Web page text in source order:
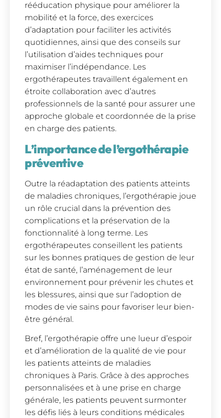
rééducation physique pour améliorer la
mobilité et la force, des exercices
d’adaptation pour faciliter les activités
quotidiennes, ainsi que des conseils sur
l’utilisation d’aides techniques pour
maximiser l’indépendance. Les
ergothérapeutes travaillent également en
étroite collaboration avec d’autres
professionnels de la santé pour assurer une
approche globale et coordonnée de la prise
en charge des patients.
L’importance de l’ergothérapie
préventive
Outre la réadaptation des patients atteints
de maladies chroniques, l’ergothérapie joue
un rôle crucial dans la prévention des
complications et la préservation de la
fonctionnalité à long terme. Les
ergothérapeutes conseillent les patients
sur les bonnes pratiques de gestion de leur
état de santé, l’aménagement de leur
environnement pour prévenir les chutes et
les blessures, ainsi que sur l’adoption de
modes de vie sains pour favoriser leur bien-
être général.
Bref, l’ergothérapie offre une lueur d’espoir
et d’amélioration de la qualité de vie pour
les patients atteints de maladies
chroniques à Paris. Grâce à des approches
personnalisées et à une prise en charge
générale, les patients peuvent surmonter
les défis liés à leurs conditions médicales